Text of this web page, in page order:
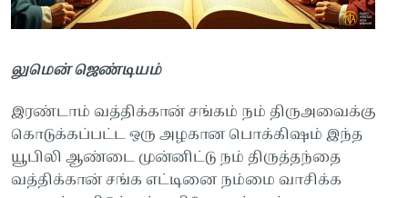
லுமென் ஜெண்டியம்
இரண்டாம்வத்திக்கான்சங்கம் நம்திருஅவைக்கு
கொடுக்கப்பட்டஒருஅழகான பொக்கிஷம்இந்த
யூபிலி ஆண்டைமுன்னிட்டு நம்திருத்தந்தை
வத்திக்கான்சங்கஎட்டினை நம்மைவாசிக்க